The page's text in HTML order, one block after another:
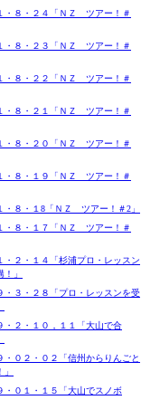
・８・２４「ＮＺ ツアー！＃
・８・２３「ＮＺ ツアー！＃
・８・２２「ＮＺ ツアー！＃
・８・２１「ＮＺ ツアー！＃
・８・２０「ＮＺ ツアー！＃
・８・１９「ＮＺ ツアー！＃
・８・１8「ＮＺ ツアー！＃2」
・８・１７「ＮＺ ツアー！＃
・２・１４「杉浦プロ・レッスン
！」
・３・２８「プロ・レッスンを受
・２・１０，１１「大山で合
・０２・０２「信州からりんごと
・０１・１５「大山でスノボ